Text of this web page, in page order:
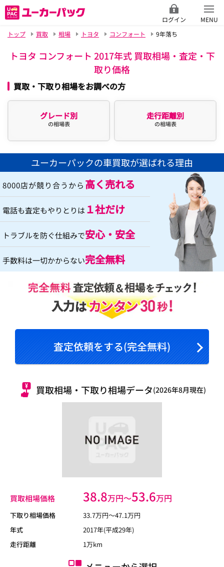
ログイン
MENU
トップ
買取 相場 トヨタ コンフォート 9年落ち
トヨタ コンフォート 2017年式 買取相場・査定・下
取り価格
買取・下取り相場をお調べの方
グレード別
の相場表
走行距離別
の相場表
ユーカーパックの車買取が選ばれる理由
8000店が競り合うから 高く売れる
電話も査定もやりとりは １社だけ
トラブルを防ぐ仕組みで安心・安全
手数料は一切かからない完全無料
査定依頼をする(完全無料)
買取相場・下取り相場データ(2026年8月現在)
買取相場価格 38.8万円〜53.6万円
下取り相場価格 33.7万円〜47.1万円
年式
2017年(平成29年)
走行距離
1万km